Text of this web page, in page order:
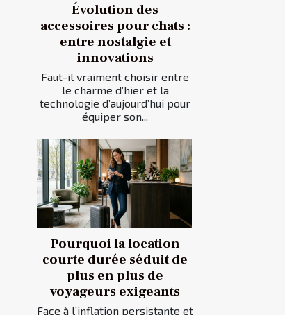
Évolution des
accessoires pour chats :
entre nostalgie et
innovations
Faut-il vraiment choisir entre
le charme d’hier et la
technologie d’aujourd’hui pour
équiper son...
Pourquoi la location
courte durée séduit de
plus en plus de
voyageurs exigeants
Face à l’inflation persistante et